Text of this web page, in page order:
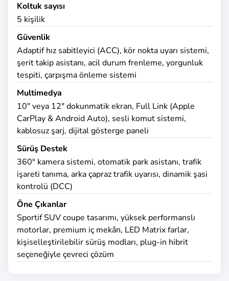
Koltuk sayısı
5 kişilik
Güvenlik
Adaptif hız sabitleyici (ACC), kör nokta uyarı sistemi,
şerit takip asistanı, acil durum frenleme, yorgunluk
tespiti, çarpışma önleme sistemi
Multimedya
10" veya 12" dokunmatik ekran, Full Link (Apple
CarPlay & Android Auto), sesli komut sistemi,
kablosuz şarj, dijital gösterge paneli
Sürüş Destek
360° kamera sistemi, otomatik park asistanı, trafik
işareti tanıma, arka çapraz trafik uyarısı, dinamik şasi
kontrolü (DCC)
Öne Çıkanlar
Sportif SUV coupe tasarımı, yüksek performanslı
motorlar, premium iç mekân, LED Matrix farlar,
kişiselleştirilebilir sürüş modları, plug-in hibrit
seçeneğiyle çevreci çözüm